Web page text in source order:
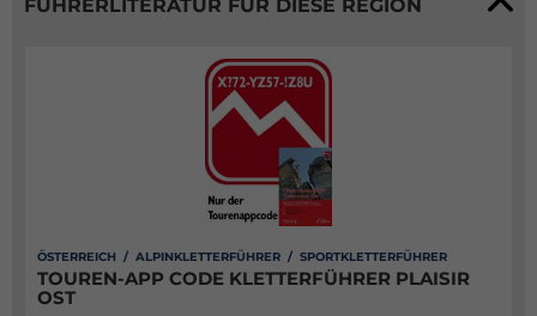
FÜHRERLITERATUR FÜR DIESE REGION
ÖSTERREICH / ALPINKLETTERFÜHRER / SPORTKLETTERFÜHRER
TOUREN-APP CODE KLETTERFÜHRER PLAISIR
OST